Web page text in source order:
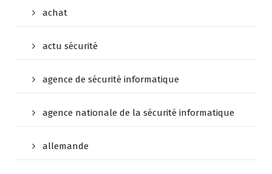
achat
actu sécurité
agence de sécurité informatique
agence nationale de la sécurité informatique
allemande